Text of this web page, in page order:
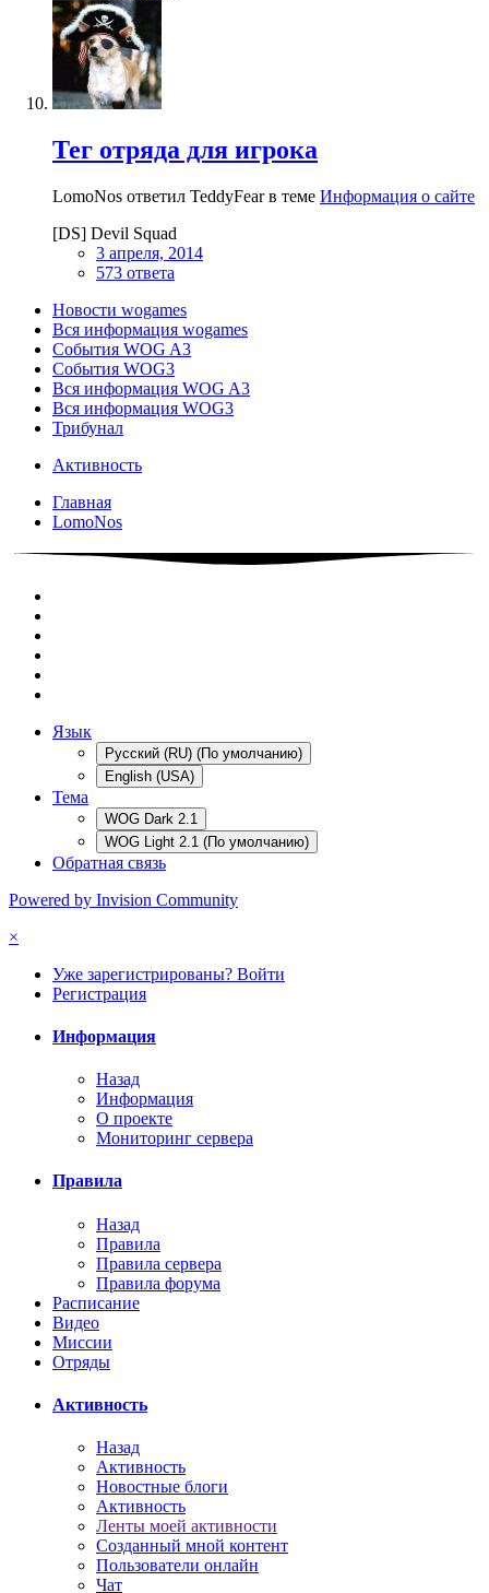
Тег отряда для игрока
LomoNos ответил TeddyFear в теме Информация о сайте
[DS] Devil Squad
3 апреля, 2014
573 ответа
Новости wogames
Вся информация wogames
События WOG A3
События WOG3
Вся информация WOG A3
Вся информация WOG3
Трибунал
Активность
Главная
LomoNos
Язык
Русский (RU) (По умолчанию)
English (USA)
Тема
WOG Dark 2.1
WOG Light 2.1 (По умолчанию)
Обратная связь
Powered by Invision Community
×
Уже зарегистрированы? Войти
Регистрация
Информация
Назад
Информация
О проекте
Мониторинг сервера
Правила
Назад
Правила
Правила сервера
Правила форума
Расписание
Видео
Миссии
Отряды
Активность
Назад
Активность
Новостные блоги
Активность
Ленты моей активности
Созданный мной контент
Пользователи онлайн
Чат